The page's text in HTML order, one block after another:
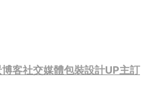
客社交媒體包裝設計UP主訂